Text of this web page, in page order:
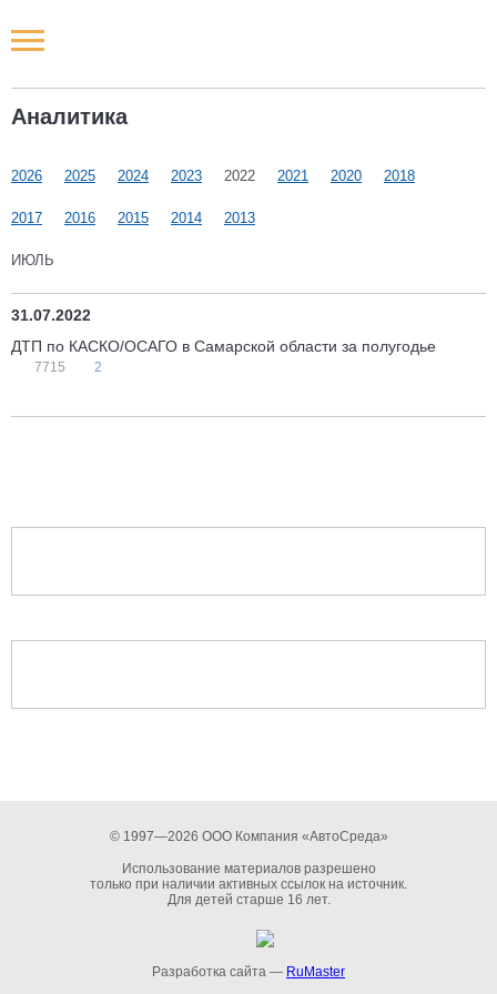
Аналитика
2026 2025 2024 2023 2022 2021 2020 2018
2017 2016 2015 2014 2013
ИЮЛЬ
31.07.2022
ДТП по КАСКО/ОСАГО в Самарской области за полугодье
7715 2
© 1997—2026 ООО Компания «АвтоСреда»
Использование материалов разрешено
только при наличии активных ссылок на источник.
Для детей старше 16 лет.
Разработка сайта — RuMaster
Новости РФ
Наши мероприятия
Статьи